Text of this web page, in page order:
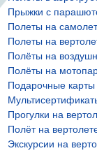
Прыжки с
Полеты на
Полеты на
Полёты на
Полёты на
Подарочные карты
Прогулки на
Полёт на
Экскурсии на